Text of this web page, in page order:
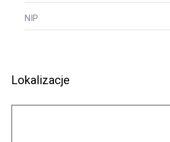
NIP
Lokalizacje